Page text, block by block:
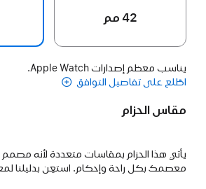
42 مم
يناسب معظم إصدارات Apple Watch.
اطّلع على تفاصيل التوافق
مقاس الحزام
يأتي هذا الحزام بمقاسات متعددة لأنه
معصمك بكل راحة وإحكام. استعِن بدليلنا